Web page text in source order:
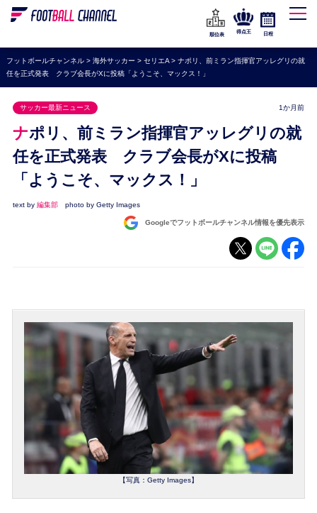
WEリーグ
海外サッカー
プレミアリーグ
ラ・リーガ
セリエA
ブンデスリーガ
UEFA
ナショナルチーム
順位表
得点王 日程
フットボールチャンネル> 海外サッカー > セリエA> ナポリ、前ミラン指揮官アッレグリの就
任を正式発表 クラブ会長がXに投稿「ようこそ、マックス！」
サッカー最新ニュース 1か月前
ナポリ、前ミラン指揮官アッレグリの就
任を正式発表 クラブ会長がXに投稿
「ようこそ、マックス！」
text by 編集部 photo by Getty Images
Googleでフットボールチャンネル情報を優先表示
【写真：Getty Images】